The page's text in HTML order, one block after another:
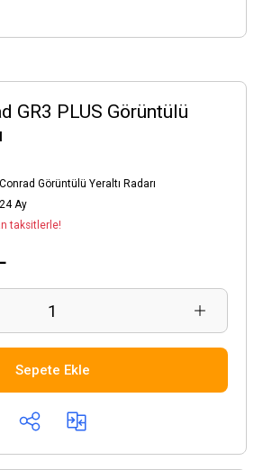
GR3 PLUS Görüntülü
Conrad Görüntülü Yeraltı Radarı
24 Ay
taksitlerle!
Sepete Ekle